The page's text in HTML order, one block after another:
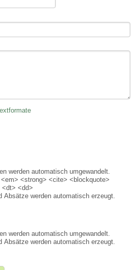
werden automatisch umgewandelt.
<strong> <cite> <blockquote>
<dd>
Absätze werden automatisch erzeugt.
werden automatisch umgewandelt.
Absätze werden automatisch erzeugt.